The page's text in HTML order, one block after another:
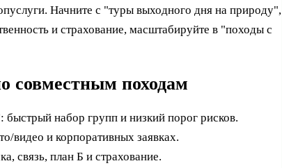
Начните с "туры выходного дня на природу",
и страхование, масштабируйте в "походы с
совместным походам
набор групп и низкий порог рисков.
видео и корпоративных заявках.
связь, план Б и страхование.